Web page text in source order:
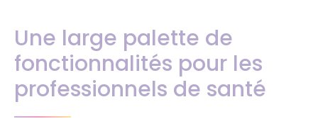
Une large palette de
fonctionnalités pour les
professionnels de santé